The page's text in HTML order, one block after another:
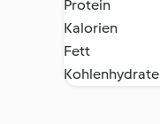
Protein
Kalorien
Fett
Kohlenhydrate